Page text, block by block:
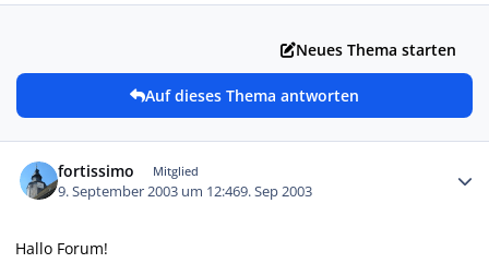
Neues Thema starten
Auf dieses Thema antworten
fortissimo Mitglied
9. September 2003 um 12:469. Sep 2003
Hallo Forum!